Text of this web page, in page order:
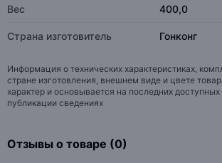
Вес 400,0
Страна изготовитель Гонконг
Информация о технических характеристиках,
стране изготовления, внешнем виде и цвете
характер и основывается на последних
публикации сведениях
Отзывы о товаре (0)